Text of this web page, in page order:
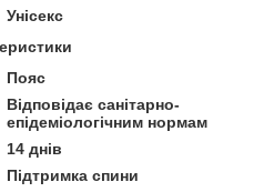
Унісекс
Пояс
Відповідає санітарно-
епідеміологічним нормам
14 днів
Підтримка спини